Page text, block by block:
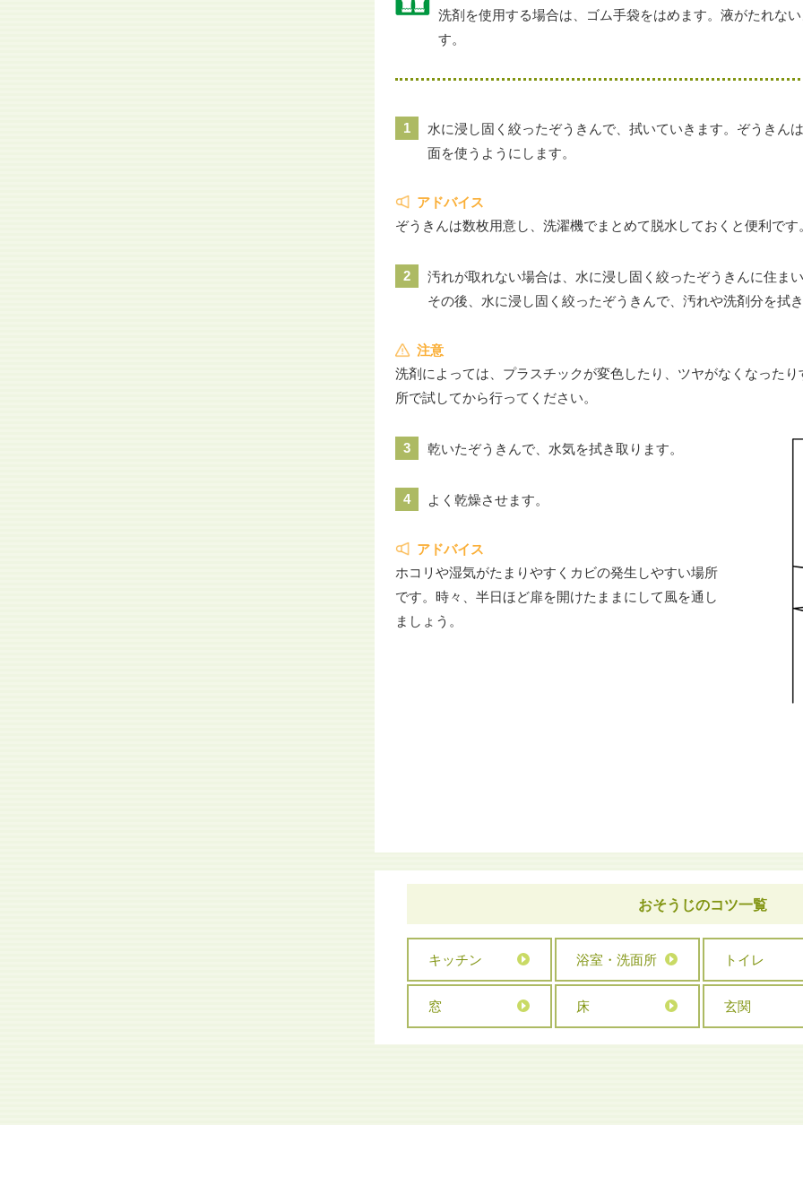
洗剤を使用する場合は、ゴム手袋をはめます。液がたれな
す。
1
水に浸し固く絞ったぞうきんで、拭いていきます。ぞうきん
面を使うようにします。
アドバイス
ぞうきんは数枚用意し、洗濯機でまとめて脱水しておくと便利です
2
汚れが取れない場合は、水に浸し固く絞ったぞうきんに住ま
その後、水に浸し固く絞ったぞうきんで、汚れや洗剤分を拭
注意
洗剤によっては、プラスチックが変色したり、ツヤがなくなった
所で試してから行ってください。
3 乾いたぞうきんで、水気を拭き取ります。
4 よく乾燥させます。
アドバイス
ホコリや湿気がたまりやすくカビの発生しやすい場所
です。時々、半日ほど扉を開けたままにして風を通し
ましょう。
おそうじのコツ一覧
キッチン 浴室・洗面所 トイレ
窓 床 玄関